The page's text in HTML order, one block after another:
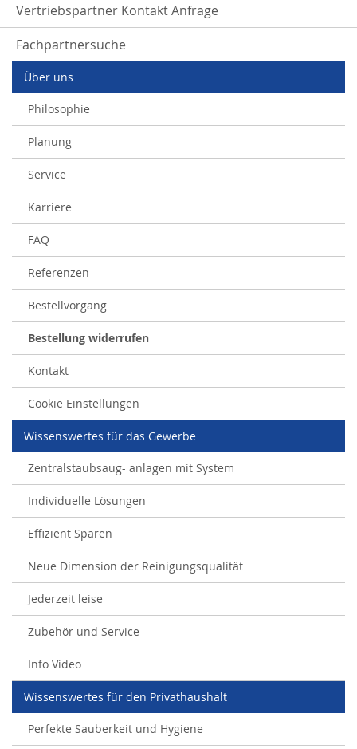
Vertriebspartner Kontakt Anfrage
Fachpartnersuche
Über uns
Philosophie
Planung
Service
Karriere
FAQ
Referenzen
Bestellvorgang
Bestellung widerrufen
Kontakt
Cookie Einstellungen
Wissenswertes für das Gewerbe
Zentralstaubsaug- anlagen mit System
Individuelle Lösungen
Effizient Sparen
Neue Dimension der Reinigungsqualität
Jederzeit leise
Zubehör und Service
Info Video
Wissenswertes für den Privathaushalt
Perfekte Sauberkeit und Hygiene